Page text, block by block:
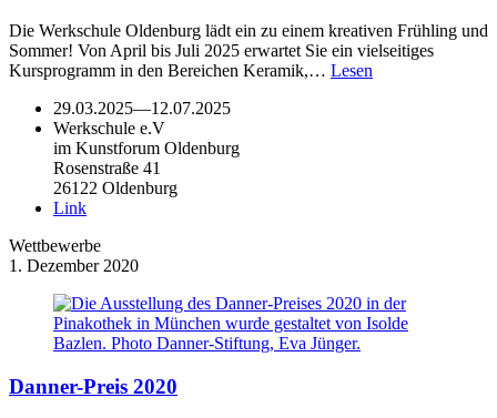
Die Werkschule Oldenburg lädt ein zu einem kreativen Frühling und
Sommer! Von April bis Juli 2025 erwartet Sie ein vielseitiges
Kursprogramm in den Bereichen Keramik,… Lesen
29.03.2025—12.07.2025
Werkschule e.V
im Kunstforum Oldenburg
Rosenstraße 41
26122 Oldenburg
Link
Wettbewerbe
1. Dezember 2020
Danner-Preis 2020